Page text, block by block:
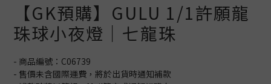
【GK預購】GULU 1/1許願龍
珠球小夜燈｜七龍珠
- 商品編號：C06739
- 售價未含國際運費，將於出貨時通知補款